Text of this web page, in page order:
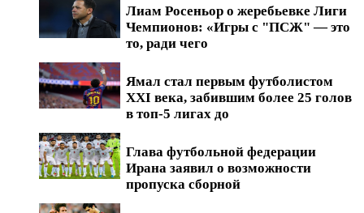
Лиам Росеньор о жеребьевке Лиги
Чемпионов: «Игры с "ПСЖ" — это
то, ради чего
Ямал стал первым футболистом
XXI века, забившим более 25 голов
в топ-5 лигах до
Глава футбольной федерации
Ирана заявил о возможности
пропуска сборной